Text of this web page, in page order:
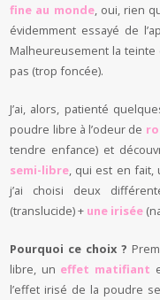
fine au monde, oui, rien
évidemment essayé de
Malheureusement la
pas (trop foncée).
J’ai, alors, patienté
poudre libre à l’odeur de
tendre enfance) et
semi-libre, qui est en fait,
j’ai choisi deux
(translucide) + une irisée
Pourquoi ce choix ?
libre, un effet matifiant
l’effet irisé de la poudre